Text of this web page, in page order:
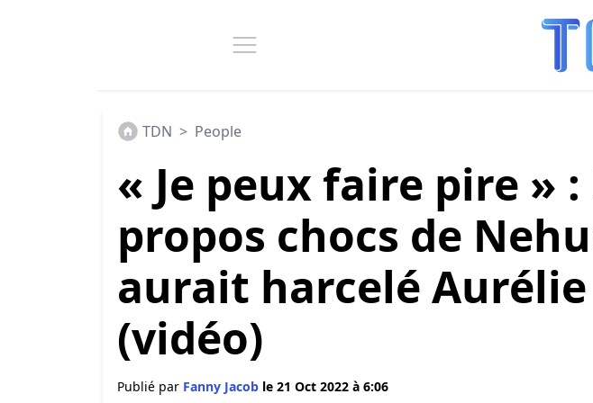
TDN > People
« Je peux faire pire » :
propos chocs de
aurait harcelé
(vidéo)
Publié par Fanny Jacob le 21 Oct 2022 à 6:06